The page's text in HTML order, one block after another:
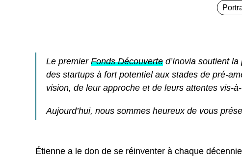
Le premier Fonds Découverte d’Inovia soutient
des startups à fort potentiel aux stades de pré-
vision, de leur approche et de leurs attentes vis-à-
Aujourd’hui, nous sommes heureux de vous
Étienne a le don de se réinventer à chaque